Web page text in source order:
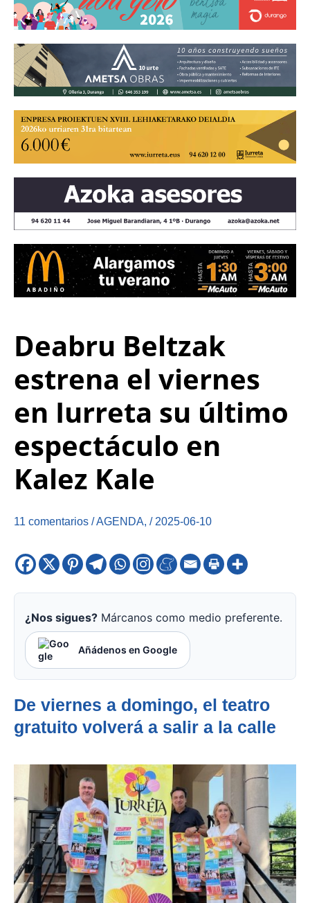
Deabru Beltzak
estrena el viernes
en Iurreta su último
espectáculo en
Kalez Kale
11 comentarios /AGENDA, / 2025-06-10
¿Nos sigues? Márcanos como medio preferente.
Añádenos en Google
De viernes a domingo, el teatro
gratuito volverá a salir a la calle